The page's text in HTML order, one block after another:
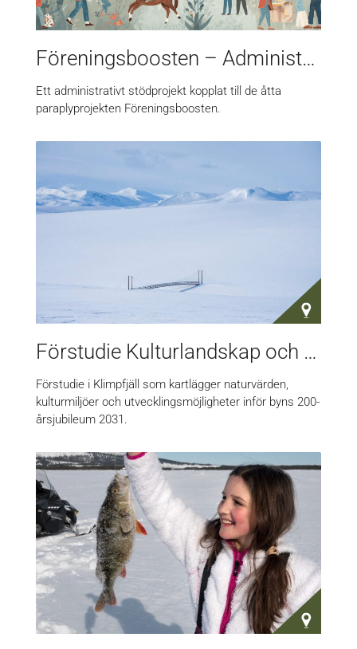
Föreningsboosten – Administrativt stöd
Ett administrativt stödprojekt kopplat till de åtta
paraplyprojekten Föreningsboosten.
Förstudie Kulturlandskap och levande fjällvärld
Förstudie i Klimpfjäll som kartlägger naturvärden,
kulturmiljöer och utvecklingsmöjligheter inför byns 200-
årsjubileum 2031.